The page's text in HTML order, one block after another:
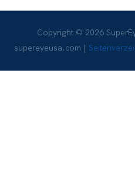
Copyright © 2026
supereyeusa.com |